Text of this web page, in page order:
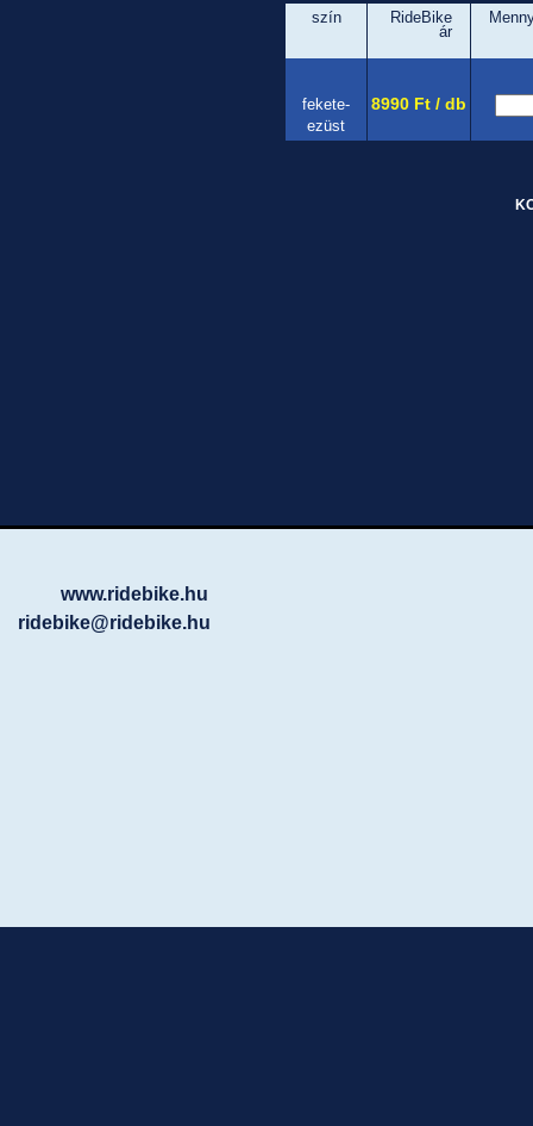
szín
RideBike
ár
fekete-
ezüst
8990 Ft / db
www.ridebike.hu
ridebike@ridebike.hu